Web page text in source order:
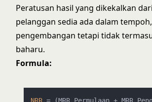
Peratusan hasil yang dikekalkan
pelanggan sedia ada dalam
pengembangan tetapi tidak
baharu.
Formula: